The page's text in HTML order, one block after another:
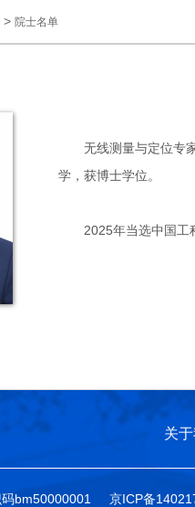
> 院士名单
无线测量与定位专家
学，获博士学位。
2025年当选中国工
关
bm50000001
京ICP备